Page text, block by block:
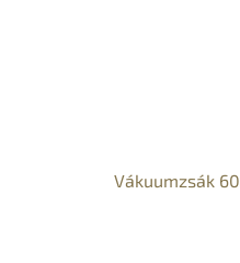
Vákuumzsák